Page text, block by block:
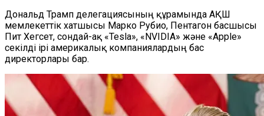
Дональд Трамп делегациясының құрамында АҚШ
мемлекеттік хатшысы Марко Рубио, Пентагон басшысы
Пит Хегсет, сондай-ақ «Tesla», «NVIDIA» және «Apple»
секілді ірі америкалық компаниялардың бас
директорлары бар.